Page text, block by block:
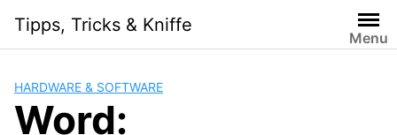
content
Tipps, Tricks & Kniffe
Menu
HARDWARE & SOFTWARE
Word: